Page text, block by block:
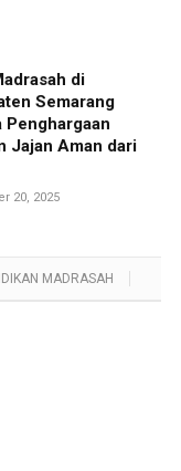
di
Semarang
Penghargaan
Jajan Aman dari
20, 2025
MADRASAH